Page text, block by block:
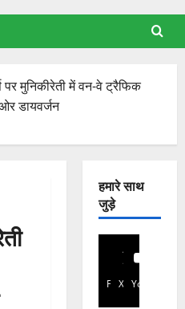
पर मुनिकीरेती में वन-वे ट्रैफिक
डायवर्जन
हमारे साथ
जुड़े
Facebook
X YouTube